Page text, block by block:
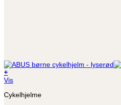
+
Dette
har
Vis
Cykelhjelme